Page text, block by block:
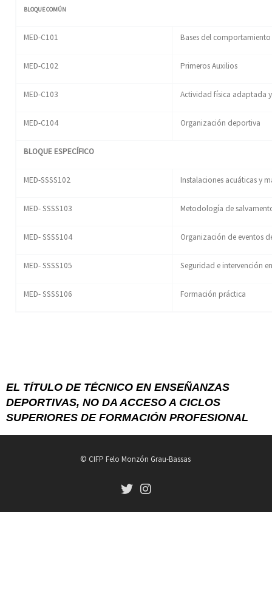
BLOQUE COMÚN
MED-C101 Bases del
MED-C102 Primeros Auxilios
MED-C103 Actividad física adaptada
MED-C104 Organización deportiva
BLOQUE ESPECÍFICO
MED-SSSS102 Instalaciones acuáticas y
MED- SSSS103 Metodología de
MED- SSSS104 Organización de eventos
MED- SSSS105 Seguridad e intervención
MED- SSSS106 Formación práctica
EL TÍTULO DE TÉCNICO EN ENSEÑANZAS
DEPORTIVAS, NO DA ACCESO A CICLOS
SUPERIORES DE FORMACIÓN PROFESIONAL
© CIFP Felo Monzón Grau-Bassas
fab fa-twitter